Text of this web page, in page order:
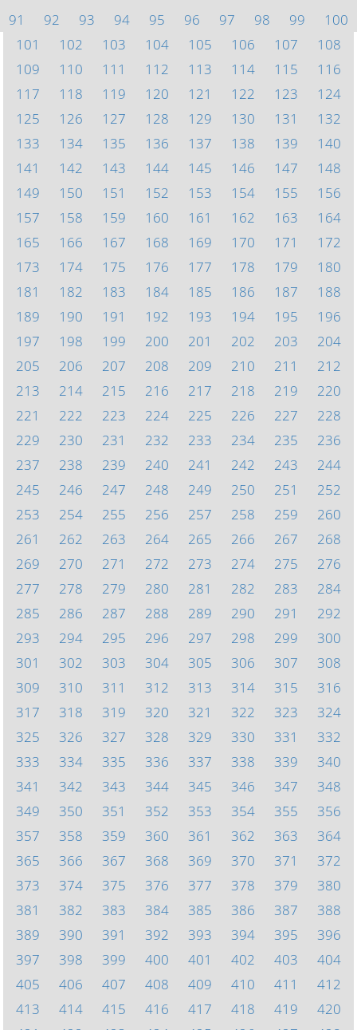
91
92 93 94 95 96 97 98 99
100
101
102 103 104 105 106 107
108
109
110 111 112 113 114 115
116
117
118 119 120 121 122 123
124
125
126 127 128 129 130 131
132
133
134 135 136 137 138 139
140
141
142 143 144 145 146 147
148
149
150 151 152 153 154 155
156
157
158 159 160 161 162 163
164
165
166 167 168 169 170 171
172
173
174 175 176 177 178 179
180
181
182 183 184 185 186 187
188
189
190 191 192 193 194 195
196
197
198 199 200 201 202 203
204
205
206 207 208 209 210 211
212
213
214 215 216 217 218 219
220
221
222 223 224 225 226 227
228
229
230 231 232 233 234 235
236
237
238 239 240 241 242 243
244
245
246 247 248 249 250 251
252
253
254 255 256 257 258 259
260
261
262 263 264 265 266 267
268
269
270 271 272 273 274 275
276
277
278 279 280 281 282 283
284
285
286 287 288 289 290 291
292
293
294 295 296 297 298 299
300
301
302 303 304 305 306 307
308
309
310 311 312 313 314 315
316
317
318 319 320 321 322 323
324
325
326 327 328 329 330 331
332
333
334 335 336 337 338 339
340
341
342 343 344 345 346 347
348
349
350 351 352 353 354 355
356
357
358 359 360 361 362 363
364
365
366 367 368 369 370 371
372
373
374 375 376 377 378 379
380
381
382 383 384 385 386 387
388
389
390 391 392 393 394 395
396
397
398 399 400 401 402 403
404
405
406 407 408 409 410 411
412
413
414 415 416 417 418 419
420